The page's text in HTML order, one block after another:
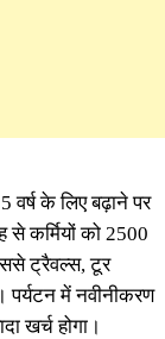
वर्ष के लिए बढ़ाने पर
से कर्मियों को 2500
ट्रैवल्स, टूर
पर्यटन में नवीनीकरण
खर्च होगा।